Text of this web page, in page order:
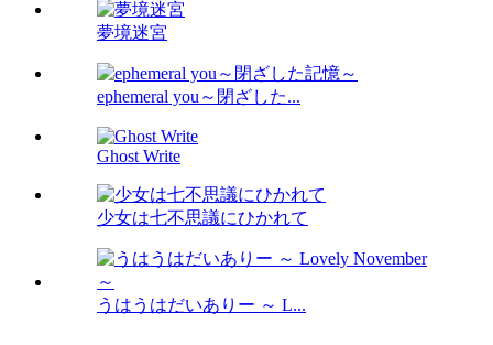
夢境迷宮
ephemeral you～閉ざした...
Ghost Write
少女は七不思議にひかれて
うはうはだいありー ～ L...